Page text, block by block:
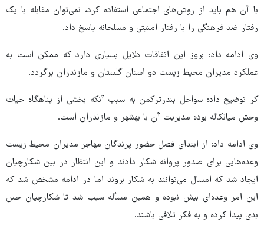
با آن هم باید از روش‌های اجتماعی استفاده کرد، نمی‌توان مقابله با یک
رفتار ضد فرهنگی را با رفتار امنیتی و مسلحانه پاسخ داد.
وی ادامه داد: بروز این اتفاقات دلایل بسیاری دارد که ممکن است به
عملکرد مدیران محیط زیست دو استان گلستان و مازندران برگردد.
کر توضیح داد: سواحل بندرترکمن به سبب آنکه بخشی از پناهگاه حیات
وحش میانکاله بوده مدیریت آن با بهشهر و مازندران است.
وی ادامه داد: از ابتدای فصل حضور پرندگان مهاجر مدیران محیط زیست
وعده‌هایی برای صدور پروانه شکار دادند و این انتظار در بین شکارچیان
ایجاد شد که امسال می‌توانند به شکار بروند اما در ادامه مشخص شد که
این امر وعده‌ای بیش نبوده و همین مسأله سبب شد تا شکارچیان حس
بدی پیدا کرده و به فکر تلافی باشند.